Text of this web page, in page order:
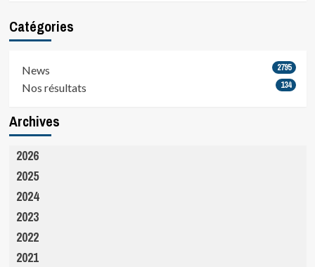
en
Catégories
News 2795
Nos résultats 134
Archives
2026
2025
2024
2023
2022
2021